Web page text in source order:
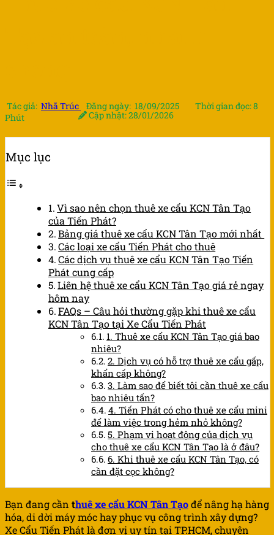
Tác giả: Nhã Trúc Đăng ngày: 18/09/2025
Thời gian đọc: 8
Phút
Cập nhật: 28/01/2026
Mục lục
Vì sao nên chọn thuê xe cẩu KCN Tân Tạo
của Tiến Phát?
Bảng giá thuê xe cẩu KCN Tân Tạo mới nhất
Các loại xe cẩu Tiến Phát cho thuê
Các dịch vụ thuê xe cẩu KCN Tân Tạo Tiến
Phát cung cấp
Liên hệ thuê xe cẩu KCN Tân Tạo giá rẻ ngay
hôm nay
FAQs – Câu hỏi thường gặp khi thuê xe cẩu
KCN Tân Tạo tại Xe Cẩu Tiến Phát
1. Thuê xe cẩu KCN Tân Tạo giá bao
nhiêu?
2. Dịch vụ có hỗ trợ thuê xe cẩu gấp,
khẩn cấp không?
3. Làm sao để biết tôi cần thuê xe cẩu
bao nhiêu tấn?
4. Tiến Phát có cho thuê xe cẩu mini
để làm việc trong hẻm nhỏ không?
5. Phạm vi hoạt động của dịch vụ
cho thuê xe cẩu KCN Tân Tạo là ở đâu?
6. Khi thuê xe cẩu KCN Tân Tạo, có
cần đặt cọc không?
Bạn đang cần thuê xe cẩu KCN Tân Tạođể nâng hạ hàng
hóa, di dời máy móc hay phục vụ công trình xây dựng?
Xe Cẩu Tiến Phát là đơn vị uy tín tại TP.HCM, chuyên